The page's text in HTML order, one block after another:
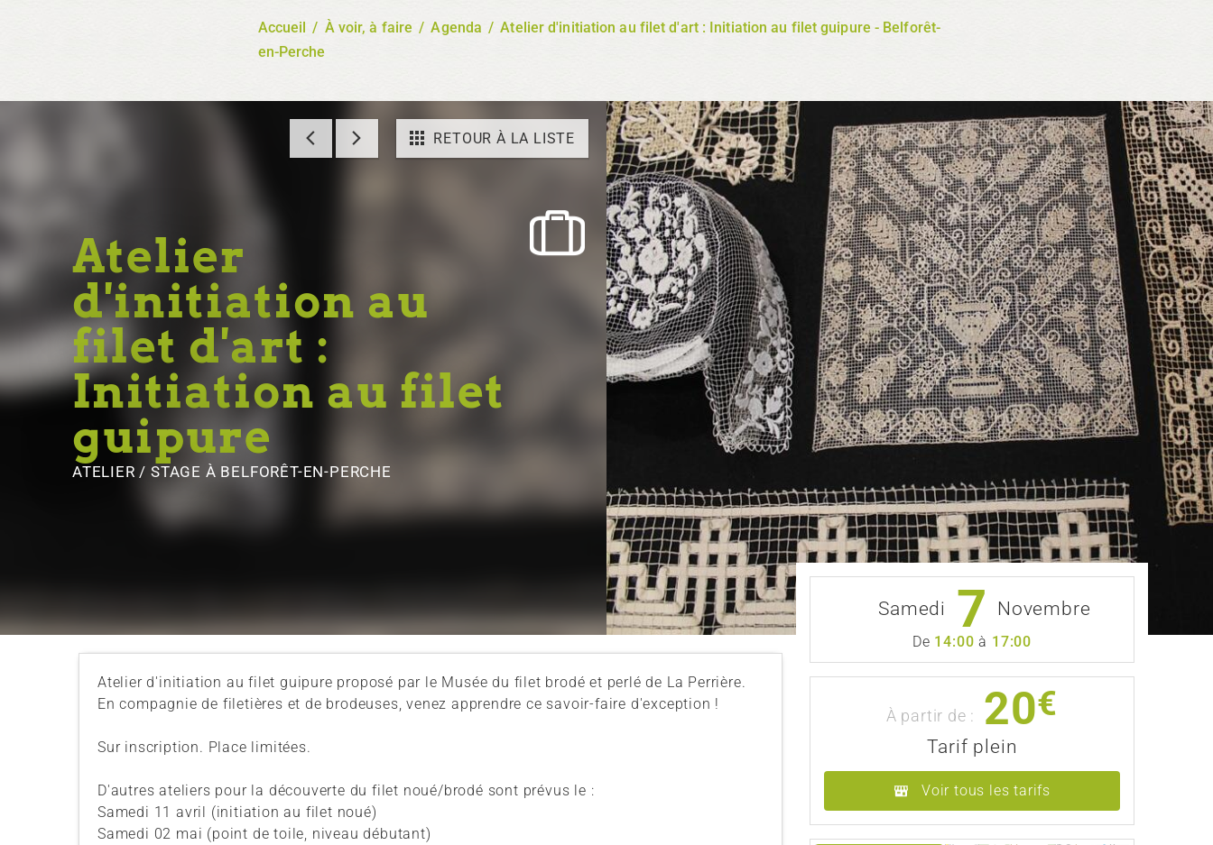
Accueil / À voir, à faire / Agenda / Atelier d'initiation au filet d'art : Initiation au filet guipure - Belforêt-
en-Perche
RETOUR À LA LISTE
Atelier
d'initiation au
filet d'art :
Initiation au filet
guipure
ATELIER / STAGE À BELFORÊT-EN-PERCHE
Atelier d'initiation au filet guipure proposé par le Musée du filet brodé et perlé de La Perrière.
En compagnie de filetières et de brodeuses, venez apprendre ce savoir-faire d'exception !
Sur inscription. Place limitées.
D'autres ateliers pour la découverte du filet noué/brodé sont prévus le :
Samedi 11 avril (initiation au filet noué)
Samedi 02 mai (point de toile, niveau débutant)
Samedi 7 Novembre
De 14:00à 17:00
À partir de : 20€
Tarif plein
Voir tous les tarifs